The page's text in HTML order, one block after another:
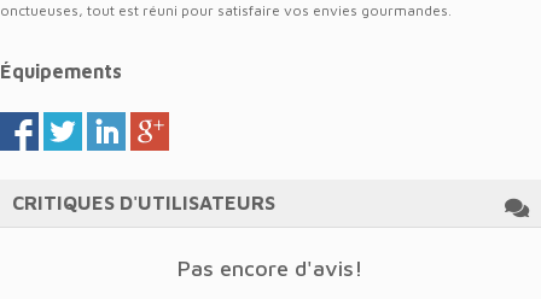
onctueuses, tout est réuni pour satisfaire vos envies gourmandes.
Équipements
CRITIQUES D'UTILISATEURS
Pas encore d'avis!